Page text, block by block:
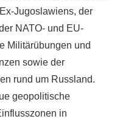
Jugoslawiens, der
NATO- und EU-
Militärübungen und
sowie der
rund um Russland.
geopolitische
in